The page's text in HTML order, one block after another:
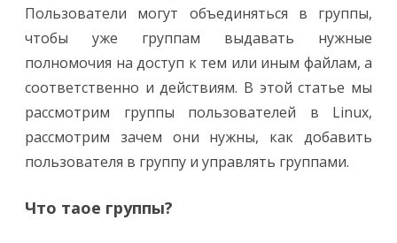
Пользователи могут объединяться в группы,
чтобы уже группам выдавать нужные
полномочия на доступ к тем или иным файлам, а
соответственно и действиям. В этой статье мы
рассмотрим группы пользователей в Linux,
рассмотрим зачем они нужны, как добавить
пользователя в группу и управлять группами.
Что таое группы?